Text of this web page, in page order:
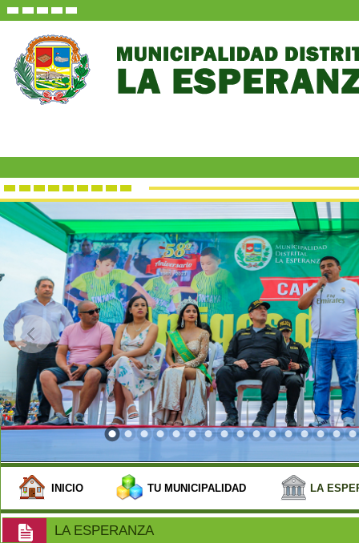
INICIO TU MUNICIPALIDAD LA
LA ESPERANZA